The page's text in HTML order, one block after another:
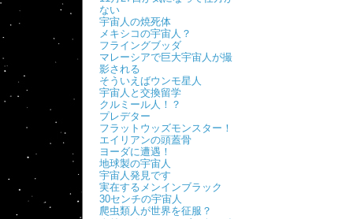
ない
宇宙人の焼死体
メキシコの宇宙人？
フライングブッダ
マレーシアで巨大宇宙人が撮
影される
そういえばウンモ星人
宇宙人と交換留学
クルミール人！？
プレデター
フラットウッズモンスター！
エイリアンの頭蓋骨
ヨーダに遭遇！
地球製の宇宙人
宇宙人発見です
実在するメンインブラック
30センチの宇宙人
爬虫類人が世界を征服？